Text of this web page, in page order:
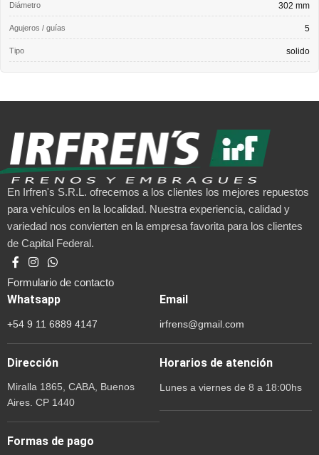
Diámetro 302 mm
Agujeros / guías 5
Tipo solido
En Irfren's S.R.L. ofrecemos a los clientes los mejores repuestos
para vehículos en la localidad. Nuestra experiencia, calidad y
variedad nos convierten en la empresa favorita para los clientes
de Capital Federal.
Formulario de contacto
Whatsapp
+54 9 11 6889 4147
Email
irfrens@gmail.com
Dirección
Miralla 1865, CABA, Buenos
Aires. CP 1440
Horarios de atención
Lunes a viernes de 8 a 18:00hs
Formas de pago